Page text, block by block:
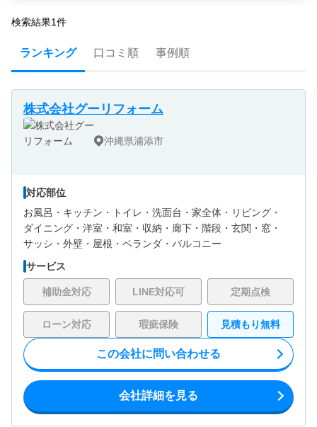
検索結果1件
ランキング 口コミ順 事例順
株式会社グーリフォーム
沖縄県浦添市
対応部位
お風呂・ キッチン・ トイレ・ 洗面台・ 家全体・ リビング・
ダイニング・ 洋室・ 和室・ 収納・ 廊下・ 階段・ 玄関・ 窓・
サッシ・ 外壁・ 屋根・ ベランダ・バルコニー
サービス
補助金対応 LINE対応可 定期点検
ローン対応 瑕疵保険 見積もり無料
この会社に問い合わせる
会社詳細を見る